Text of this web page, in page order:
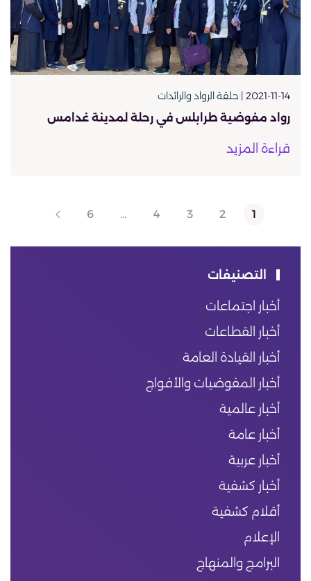
2021-11-14 | حلقة الرواد والرائدات
رواد مفوضية طرابلس في رحلة لمدينة غدامس
قراءة المزيد
1
2
3
4
…
6
التصنيفات
أخبار اجتماعات
أخبار القطاعات
أخبار القيادة العامة
أخبار المفوضيات والأفواج
أخبار عالمية
أخبار عامة
أخبار عربية
أخبار كشفية
أقلام كشفية
الإعلام
البرامج والمنهاج